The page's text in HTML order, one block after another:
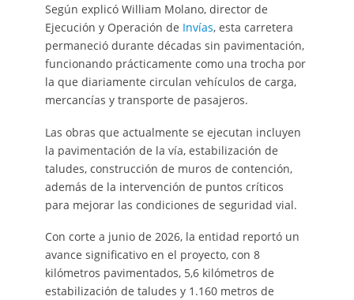
Según explicó William Molano, director de
Ejecución y Operación de Invías, esta carretera
permaneció durante décadas sin pavimentación,
funcionando prácticamente como una trocha por
la que diariamente circulan vehículos de carga,
mercancías y transporte de pasajeros.
Las obras que actualmente se ejecutan incluyen
la pavimentación de la vía, estabilización de
taludes, construcción de muros de contención,
además de la intervención de puntos críticos
para mejorar las condiciones de seguridad vial.
Con corte a junio de 2026, la entidad reportó un
avance significativo en el proyecto, con 8
kilómetros pavimentados, 5,6 kilómetros de
estabilización de taludes y 1.160 metros de